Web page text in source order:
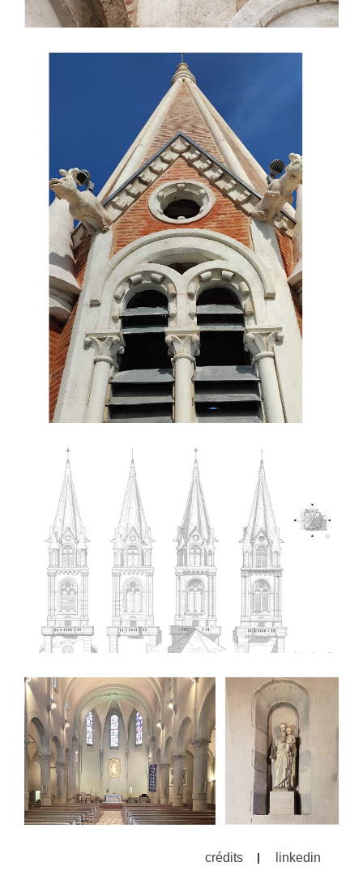
crédits linkedin